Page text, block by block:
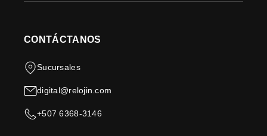
CONTÁCTANOS
Sucursales
digital@relojin.com
+507 6368-3146